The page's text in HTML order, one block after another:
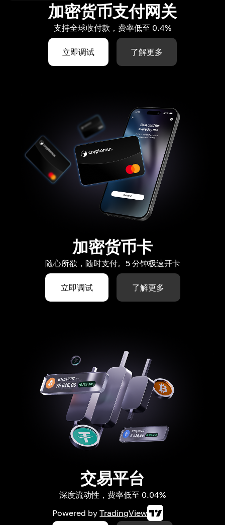
加密货币支付网关
支持全球收付款，费率低至 0.4%
立即调试 了解更多
加密货币卡
随心所欲，随时支付。5 分钟极速开卡
立即调试 了解更多
交易平台
深度流动性，费率低至 0.04%
Powered by TradingView